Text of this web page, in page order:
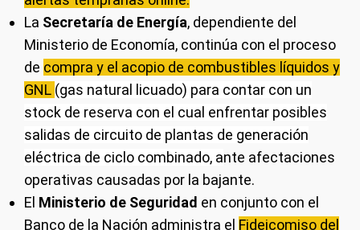
La Secretaría de Energía, dependiente del
Ministerio de Economía, continúa con el proceso
de compra y el acopio de combustibles líquidos y
GNL (gas natural licuado) para contar con un
stock de reserva con el cual enfrentar posibles
salidas de circuito de plantas de generación
eléctrica de ciclo combinado, ante afectaciones
operativas causadas por la bajante.
El Ministerio de Seguridad en conjunto con el
Banco de la Nación administra el Fideicomiso del